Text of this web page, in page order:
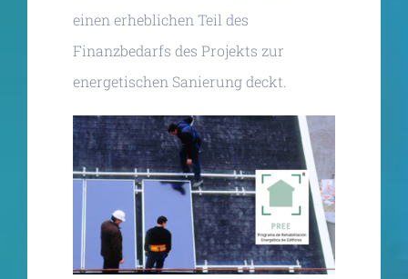
einen erheblichen Teil des
Finanzbedarfs des Projekts zur
energetischen Sanierung deckt.